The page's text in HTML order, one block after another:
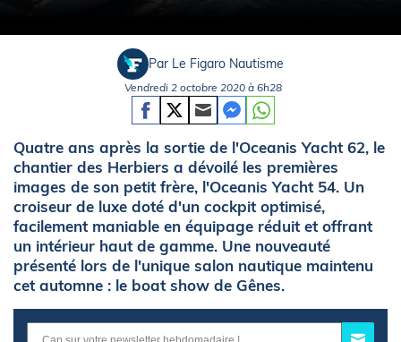
Par Le Figaro Nautisme
Vendredi 2 octobre 2020 à 6h28
Quatre ans après la sortie de l'Oceanis Yacht 62, le
chantier des Herbiers a dévoilé les premières
images de son petit frère, l'Oceanis Yacht 54. Un
croiseur de luxe doté d'un cockpit optimisé,
facilement maniable en équipage réduit et offrant
un intérieur haut de gamme. Une nouveauté
présenté lors de l'unique salon nautique maintenu
cet automne : le boat show de Gênes.